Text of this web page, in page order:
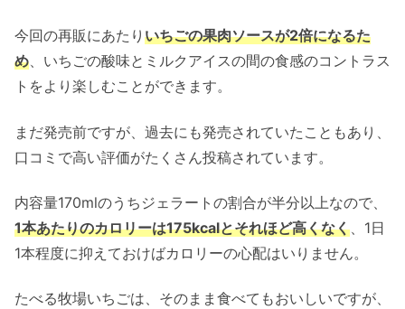
今回の再販にあたり いちごの果肉ソースが2倍になるた
め、いちごの酸味とミルクアイスの間の食感のコントラス
トをより楽しむことができます。
まだ発売前ですが、過去にも発売されていたこともあり、
口コミで高い評価がたくさん投稿されています。
内容量170mlのうちジェラートの割合が半分以上なので、
1本あたりのカロリーは175kcalとそれほど高くなく、1日
1本程度に抑えておけばカロリーの心配はいりません。
たべる牧場いちごは、そのまま食べてもおいしいですが、